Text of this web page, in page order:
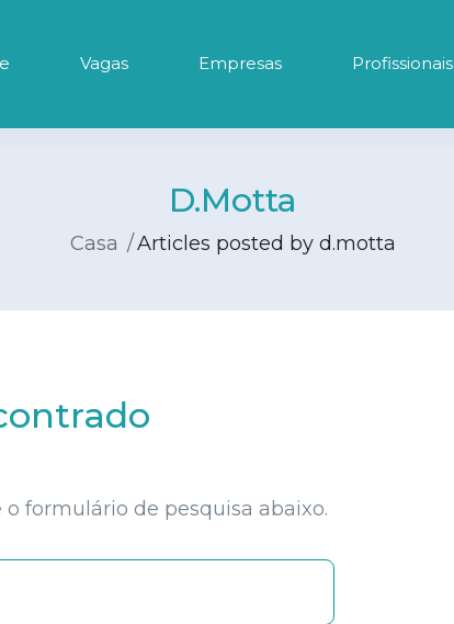
Vagas Empresas Profissionais
D.motta
Casa Articles posted by d.motta
formulário de pesquisa abaixo.